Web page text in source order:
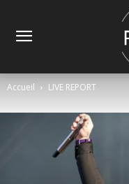
Accueil LIVE REPORT